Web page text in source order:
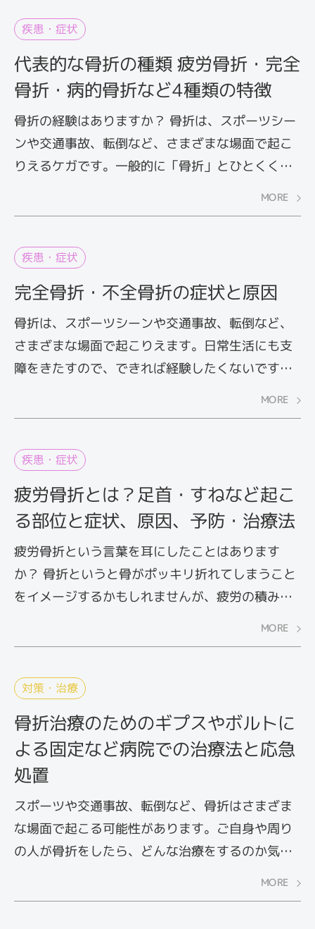
疾患・症状
代表的な骨折の種類 疲労骨折・完全
骨折・病的骨折など4種類の特徴
骨折の経験はありますか？ 骨折は、スポーツシー
ンや交通事故、転倒など、さまざまな場面で起こ
りえるケガです。一般的に「骨折」とひとくくり
にされがちですが、いくつかの種類があります。
ここでは、骨折の主な種類をご紹介します。
MORE
疾患・症状
完全骨折・不全骨折の症状と原因
骨折は、スポーツシーンや交通事故、転倒など、
さまざまな場面で起こりえます。日常生活にも支
障をきたすので、できれば経験したくないです
ね。ここでは、外傷によって発生する「完全骨
折」「不全骨折」の症状や原因について解説しま
MORE
疾患・症状
疲労骨折とは？足首・すねなど起こ
る部位と症状、原因、予防・治療法
疲労骨折という言葉を耳にしたことはあります
か？ 骨折というと骨がポッキリ折れてしまうこと
をイメージするかもしれませんが、疲労の積み重
ねによって起こる場合もあります。ここでは疲労
骨折の原因やよく起こる部位、症状についてご紹
MORE
対策・治療
骨折治療のためのギプスやボルトに
よる固定など病院での治療法と応急
処置
スポーツや交通事故、転倒など、骨折はさまざま
な場面で起こる可能性があります。ご自身や周り
の人が骨折をしたら、どんな治療をするのか気に
なりませんか？ ここでは、病院で行われている一
般的な処置法についてご紹介します。
MORE